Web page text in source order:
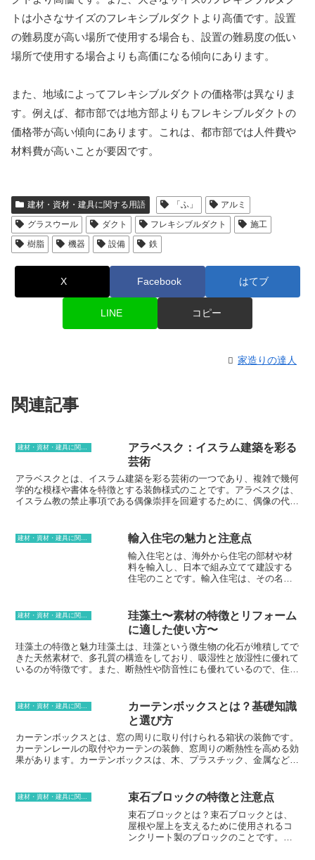
トは小さなサイズのフレキシブルダクトより高価です。設置
の難易度が高い場所で使用する場合も、設置の難易度の低い
場所で使用する場合よりも高価になる傾向にあります。
また、地域によってフレキシブルダクトの価格帯は異なりま
す。例えば、都市部では地方部よりもフレキシブルダクトの
価格帯が高い傾向にあります。これは、都市部では人件費や
材料費が高いことが要因です。
建材・資材・建具に関する用語 「ふ」
アルミ
グラスウール
ダクト フレキシブルダクト
施工
樹脂
機器 設備 鉄
X Facebook はてブ
LINE コピー
家造りの達人
関連記事
建材・資材・建具に関する用語
アラベスク：イスラム建築を彩る
芸術
アラベスクとは、イスラム建築を彩る芸術の一つであり、複雑で幾何
学的な模様や書体を特徴とする装飾様式のことです。アラベスクは、
イスラム教の禁止事項である偶像崇拝を回避するために、偶像の代わ
植物や動物、幾何学模様など、さまざまなモチーフからなり、それら
が複雑に絡み合った美しい模様を形成しています。また、アラベスク
は単に装飾的な目的だけでなく、コーランの教えを視覚的に表現する
役割も果たしており、イスラム建築における重要な要素となっていま
建材・資材・建具に関する用語 輸入住宅の魅力と注意点
輸入住宅とは、海外から住宅の部材や材
料を輸入し、日本で組み立てて建設する
住宅のことです。輸入住宅は、その名の
します。そのため、その国の建築様式や
デザインを忠実に再現することが可能
で、まるで海外に住んでいるかのような
住まいを手に入れることができます。さ
らに、輸入住宅は耐震性や断熱性などの
性能も高く、日本の気候風土に合わせた
珪藻土〜素材の特徴とリフォーム
に適した使い方〜
珪藻土の特徴と魅力珪藻土は、珪藻という微生物の化石が堆積してで
きた天然素材で、多孔質の構造をしており、吸湿性と放湿性に優れて
いるのが特徴です。また、断熱性や防音性にも優れているので、住宅
を保つことができます。また、消臭効果もあるので、ペットやタバコ
のニオイを軽減する効果も期待できます。また、珪藻土は、断熱性も
高いので、冷暖房の効率を高める効果も期待できます。珪藻土は、多
孔質の構造で、吸湿性と放湿性に優れているため、カビやダニが発生
しにくいのも特徴です。そのため、アレルギー体質の方や、小さなお
子さんがいる家庭に適しています。また、珪藻土は、調湿性に優れて
カーテンボックスとは？基礎知識
と選び方
カーテンボックスとは、窓の周りに取り付けられる箱状の装飾です。
カーテンレールの取付やカーテンの装飾、窓周りの断熱性を高める効
果があります。カーテンボックスは、木、プラスチック、金属など
ン、部屋の雰囲気などを考慮することが大切です。カーテンボックス
は、部屋の雰囲気を一変させることができるので、慎重に選ぶ必要が
建材・資材・建具に関する用語 束石ブロックの特徴と注意点
束石ブロックとは？束石ブロックとは、
屋根や屋上を支えるために使用されるコ
ンクリート製のブロックのことです。一